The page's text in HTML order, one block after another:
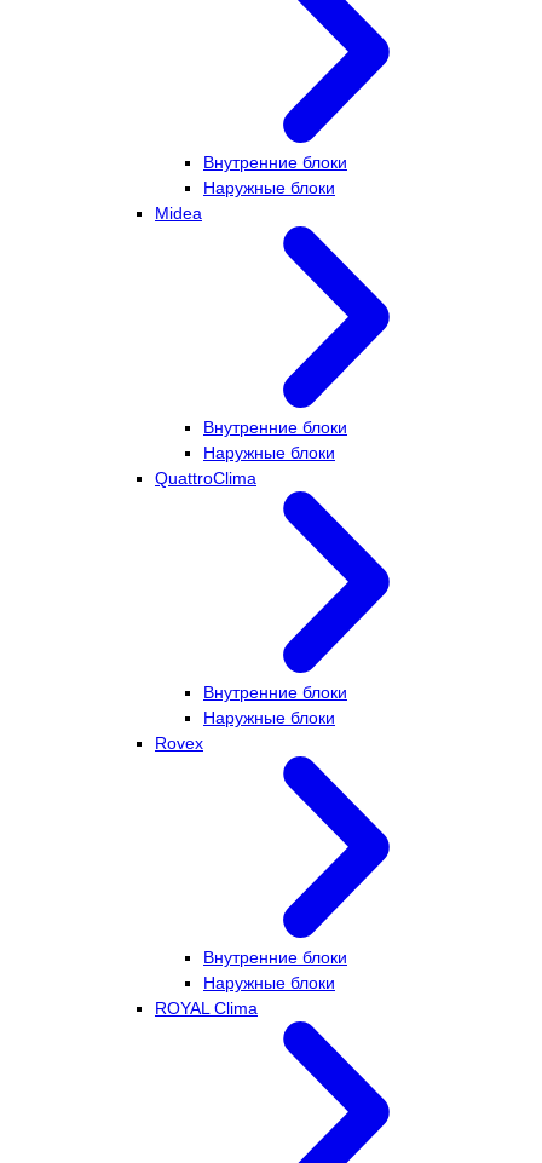
Внутренние блоки
Наружные блоки
Midea
Внутренние блоки
Наружные блоки
QuattroClima
Внутренние блоки
Наружные блоки
Rovex
Внутренние блоки
Наружные блоки
ROYAL Clima